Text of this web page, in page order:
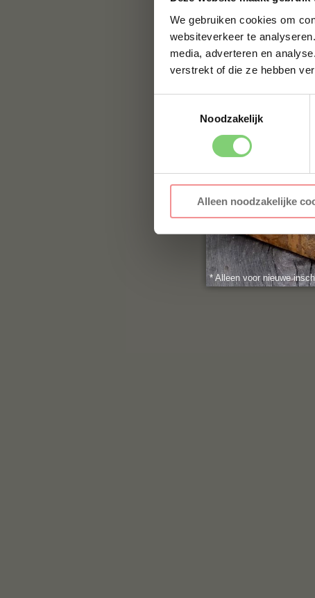
We gebruiken cookies om
websiteverkeer te
media, adverteren en
verstrekt of die ze hebben
Noodzakelijk
Alleen noodzakelijke
* Alleen voor nieuwe